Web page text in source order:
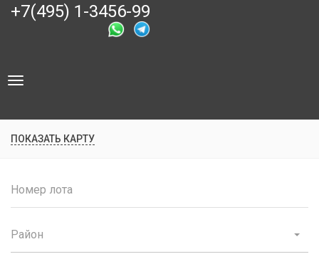
+7(495) 1-3456-99
Toggle
ПОКАЗАТЬ КАРТУ
Район